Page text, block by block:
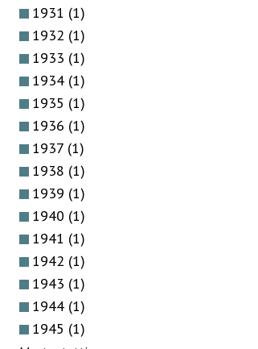
1931 (1)
1932 (1)
1933 (1)
1934 (1)
1935 (1)
1936 (1)
1937 (1)
1938 (1)
1939 (1)
1940 (1)
1941 (1)
1942 (1)
1943 (1)
1944 (1)
1945 (1)